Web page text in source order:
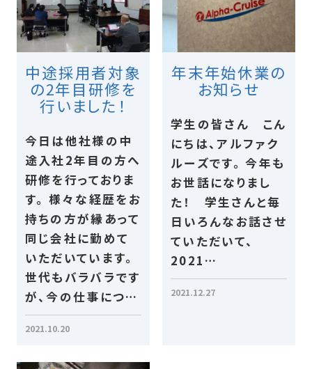
中途採用者対象
の2年目研修を
行いました！
今日は他社様の中
途入社2年目の方へ
研修を行っておりま
す。 様々な経歴をお
持ちの方が縁あって
同じ会社に勤めて
いただいています。
世代もバラバラです
が、今の仕事につ…
2021.10.20
年末年始休業の
お知らせ
学生の皆さん こん
にちは、アルファク
ルーズです。 今年も
お世話になりまし
た！ 学生さんと毎
日いろんなお話させ
ていただいて、
2021…
2021.12.27